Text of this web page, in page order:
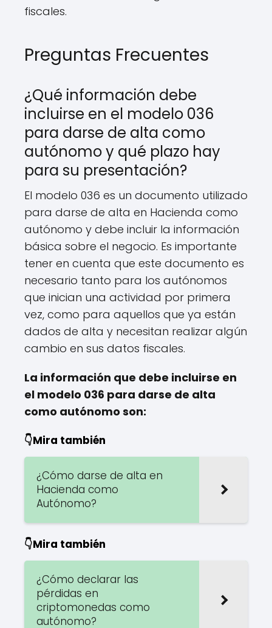
fiscales.
Preguntas Frecuentes
¿Qué información debe
incluirse en el modelo 036
para darse de alta como
autónomo y qué plazo hay
para su presentación?
El modelo 036 es un documento utilizado
para darse de alta en Hacienda como
autónomo y debe incluir la información
básica sobre el negocio. Es importante
tener en cuenta que este documento es
necesario tanto para los autónomos
que inician una actividad por primera
vez, como para aquellos que ya están
dados de alta y necesitan realizar algún
cambio en sus datos fiscales.
La información que debe incluirse en
el modelo 036 para darse de alta
como autónomo son:
👇Mira también
¿Cómo darse de alta en
Hacienda como
Autónomo?
👇Mira también
¿Cómo declarar las
pérdidas en
criptomonedas como
autónomo?